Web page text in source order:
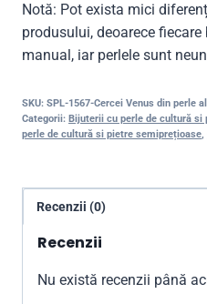
Notă: Pot exista mici
produsului, deoarece
manual, iar perlele sunt
SKU: SPL-1567-Cercei Venus din perle
Categorii: Bijuterii cu perle de cultură
perle de cultură si pietre semiprețioase,
Recenzii (0)
Recenzii
Nu există recenzii până